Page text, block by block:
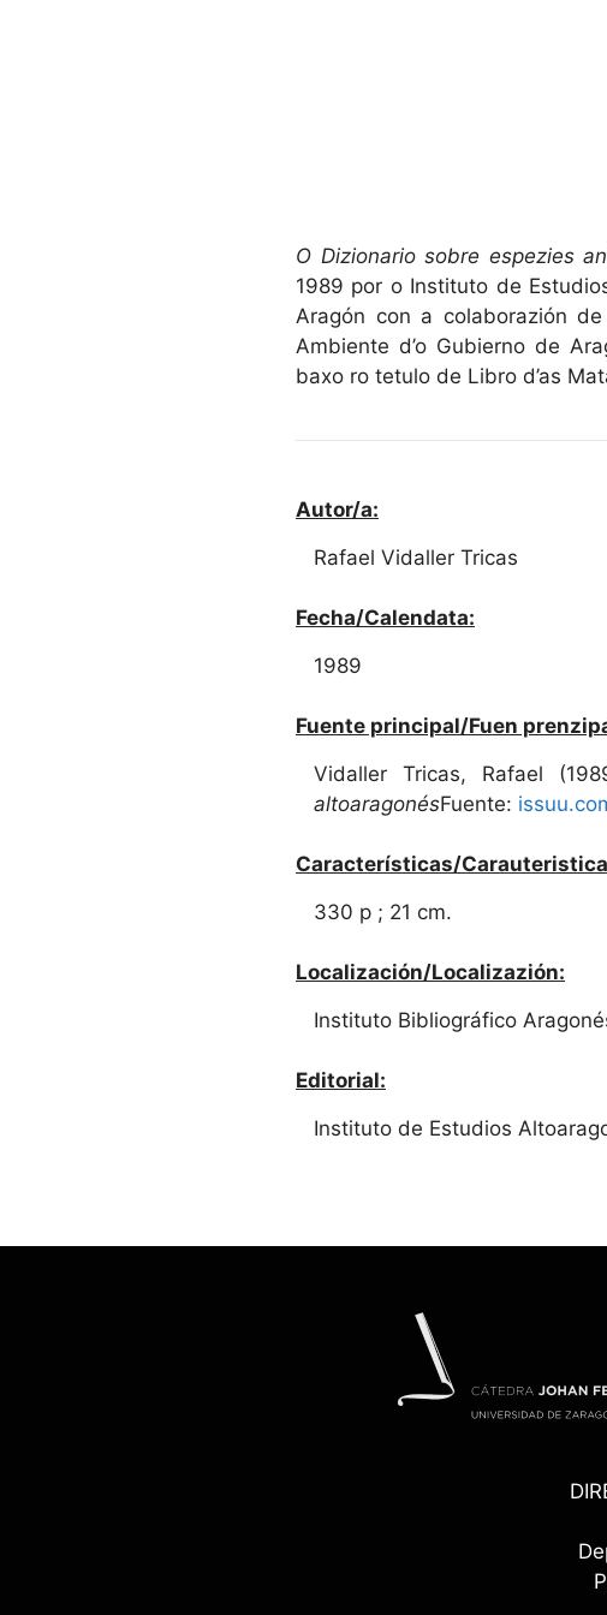
O Dizionario sobre espezies
1989 por o Instituto de
Aragón con a colaborazión
Ambiente d’o Gubierno de
baxo ro tetulo de Libro d’as
Autor/a:
Rafael Vidaller Tricas
Fecha/Calendata:
1989
Fuente principal/Fuen
Vidaller Tricas, Rafael
altoaragonésFuente:
Características/
330 p ; 21 cm.
Localización/Localizazión:
Instituto Bibliográfico
Editorial:
Instituto de Estudios